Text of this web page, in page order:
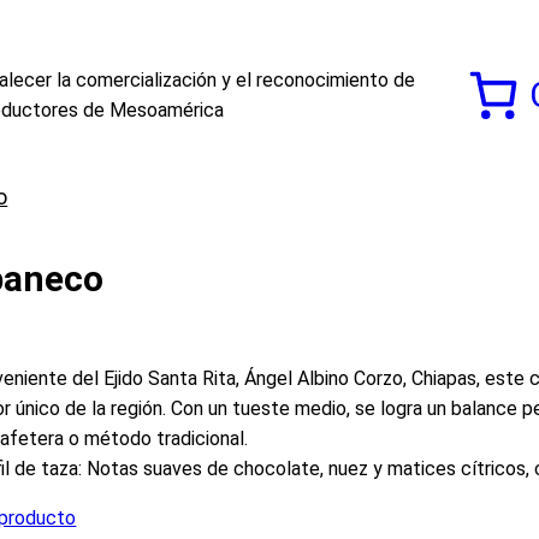
la comercialización y el reconocimiento de
de Mesoamérica
del Ejido Santa Rita, Ángel Albino Corzo, Chiapas,
único de la región. Con un tueste medio, se logra un
o método tradicional.
de taza: Notas suaves de chocolate, nuez y matices